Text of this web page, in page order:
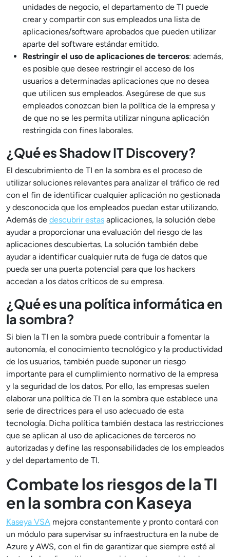
unidades de negocio, el departamento de TI puede
crear y compartir con sus empleados una lista de
aplicaciones/software aprobados que pueden utilizar
aparte del software estándar emitido.
Restringir el uso de aplicaciones de terceros: además,
es posible que desee restringir el acceso de los
usuarios a determinadas aplicaciones que no desea
que utilicen sus empleados. Asegúrese de que sus
empleados conozcan bien la política de la empresa y
de que no se les permita utilizar ninguna aplicación
restringida con fines laborales.
¿Qué es Shadow IT Discovery?
El descubrimiento de TI en la sombra es el proceso de
utilizar soluciones relevantes para analizar el tráfico de red
con el fin de identificar cualquier aplicación no gestionada
y desconocida que los empleados puedan estar utilizando.
Además de descubrir estas aplicaciones, la solución debe
ayudar a proporcionar una evaluación del riesgo de las
aplicaciones descubiertas. La solución también debe
ayudar a identificar cualquier ruta de fuga de datos que
pueda ser una puerta potencial para que los hackers
accedan a los datos críticos de su empresa.
¿Qué es una política informática en
la sombra?
Si bien la TI en la sombra puede contribuir a fomentar la
autonomía, el conocimiento tecnológico y la productividad
de los usuarios, también puede suponer un riesgo
importante para el cumplimiento normativo de la empresa
y la seguridad de los datos. Por ello, las empresas suelen
elaborar una política de TI en la sombra que establece una
serie de directrices para el uso adecuado de esta
tecnología. Dicha política también destaca las restricciones
que se aplican al uso de aplicaciones de terceros no
autorizadas y define las responsabilidades de los empleados
y del departamento de TI.
Combate los riesgos de la TI
en la sombra con Kaseya
Kaseya VSA mejora constantemente y pronto contará con
un módulo para supervisar su infraestructura en la nube de
Azure y AWS, con el fin de garantizar que siempre esté al